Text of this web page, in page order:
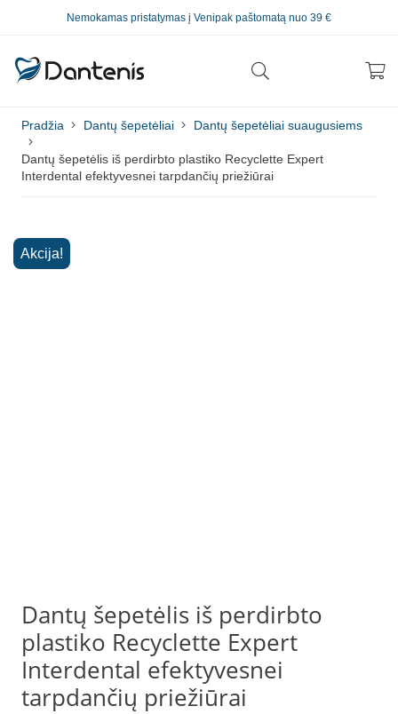
Nemokamas pristatymas į Venipak paštomatą nuo 39 €
Pradžia Dantų šepetėliai Dantų šepetėliai suaugusiems
Dantų šepetėlis iš perdirbto plastiko Recyclette Expert
Interdental efektyvesnei tarpdančių priežiūrai
Akcija!
Dantų šepetėlis iš perdirbto
plastiko Recyclette Expert
Interdental efektyvesnei
tarpdančių priežiūrai